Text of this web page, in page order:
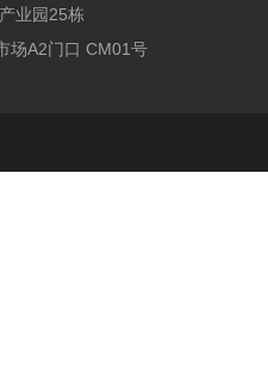
业园25栋
场A2门口 CM01号